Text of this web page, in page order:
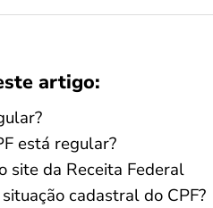
artigo:
está regular?
site da Receita Federal
cadastral do CPF?